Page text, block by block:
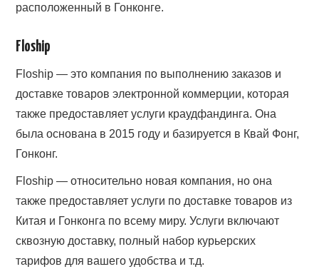
расположенный в Гонконге.
Floship
Floship — это компания по выполнению заказов и
доставке товаров электронной коммерции, которая
также предоставляет услуги краудфандинга. Она
была основана в 2015 году и базируется в Квай Фонг,
Гонконг.
Floship — относительно новая компания, но она
также предоставляет услуги по доставке товаров из
Китая и Гонконга по всему миру. Услуги включают
сквозную доставку, полный набор курьерских
тарифов для вашего удобства и т.д.